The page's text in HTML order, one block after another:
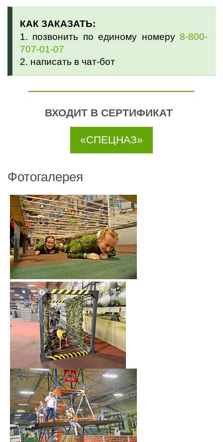
КАК ЗАКАЗАТЬ:
1. позвонить по единому номеру 8-800-
707-01-07
2. написать в чат-бот
ВХОДИТ В СЕРТИФИКАТ
«СПЕЦНАЗ»
Фотогалерея